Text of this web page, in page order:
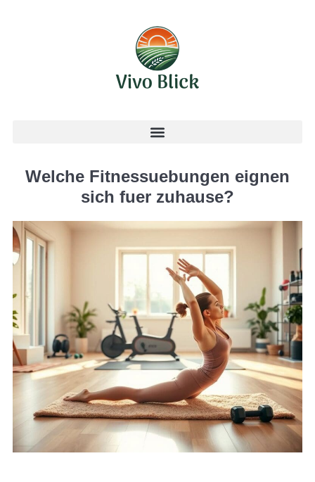
Welche Fitnessuebungen eignen
sich fuer zuhause?